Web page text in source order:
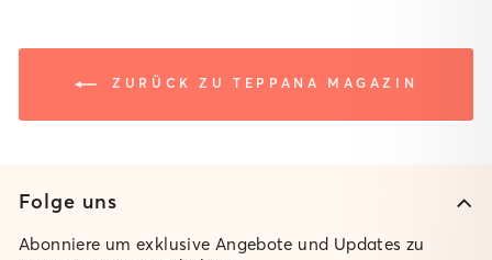
ZURÜCK ZU TEPPANA MAGAZIN
Folge uns
Abonniere um exklusive Angebote und Updates zu